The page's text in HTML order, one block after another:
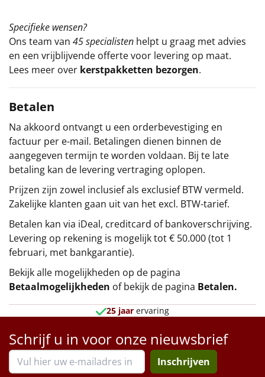
Specifieke wensen?
Ons team van 45 specialisten helpt u graag met advies
en een vrijblijvende offerte voor levering op maat.
Lees meer over kerstpakketten bezorgen.
Betalen
Na akkoord ontvangt u een orderbevestiging en
factuur per e-mail. Betalingen dienen binnen de
aangegeven termijn te worden voldaan. Bij te late
betaling kan de levering vertraging oplopen.
Prijzen zijn zowel inclusief als exclusief BTW vermeld.
Zakelijke klanten gaan uit van het excl. BTW-tarief.
Betalen kan via iDeal, creditcard of bankoverschrijving.
Levering op rekening is mogelijk tot € 50.000 (tot 1
februari, met bankgarantie).
Bekijk alle mogelijkheden op de pagina
Betaalmogelijkheden of bekijk de pagina Betalen.
25 jaar ervaring
Schrijf u in voor onze nieuwsbrief
Inschrijven